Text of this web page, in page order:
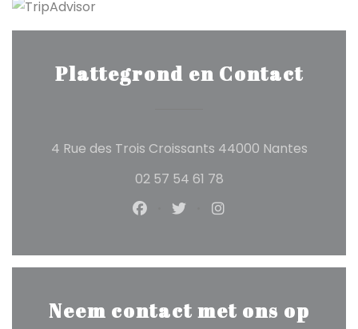
Plattegrond en Contact
4 Rue des Trois Croissants 44000 Nantes((opent
02 57 54 61 78
Facebook ((opent in een
Twitter ((opent in een
Instagram ((opent
Neem contact met ons op